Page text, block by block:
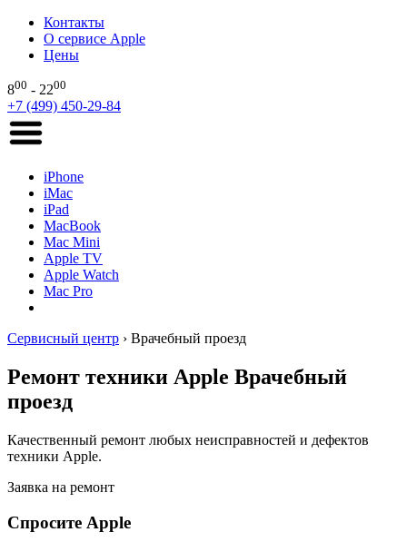
Контакты
О сервисе Apple
Цены
800 - 2200
+7 (499) 450-29-84
iPhone
iMac
iPad
MacBook
Mac Mini
Apple TV
Apple Watch
Mac Pro
Сервисный центр › Врачебный проезд
Ремонт техники Apple Врачебный
проезд
Качественный ремонт любых неисправностей и дефектов
техники Apple.
Заявка на ремонт
Спросите Apple